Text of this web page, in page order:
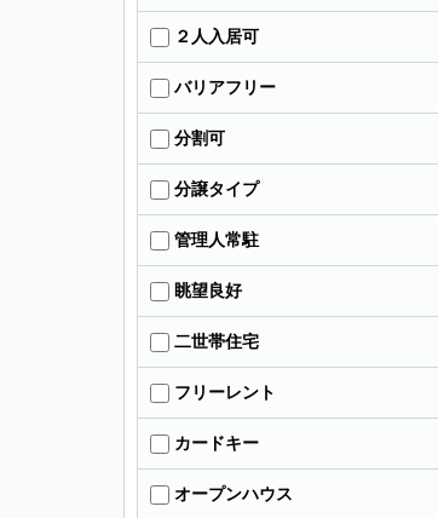
２人入居可
バリアフリー
分割可
分譲タイプ
管理人常駐
眺望良好
二世帯住宅
フリーレント
カードキー
オープンハウス